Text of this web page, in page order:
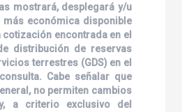
mostrará, desplegará y/u
económica disponible
encontrada en el
distribución de reservas
terrestres (GDS) en el
Cabe señalar que
no permiten cambios
a criterio exclusivo del